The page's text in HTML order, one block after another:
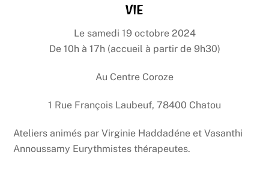
vie
Le samedi 19 octobre 2024
De 10h à 17h (accueil à partir de 9h30)
Au Centre Coroze
1 Rue François Laubeuf, 78400 Chatou
Ateliers animés par Virginie Haddadéne et Vasanthi
Annoussamy Eurythmistes thérapeutes.